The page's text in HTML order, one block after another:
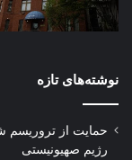
نوشته‌های تازه
حمایت از تروریسم
رژیم صهیونیستی